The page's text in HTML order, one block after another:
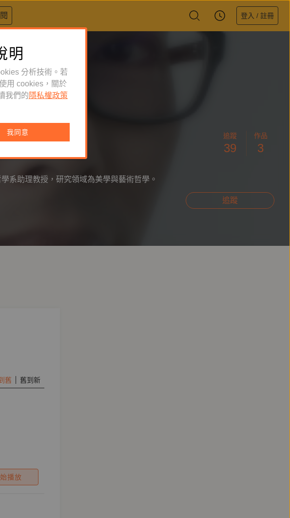
登入 / 註冊
系助理教授，研究領域為美學與藝術哲學。
追蹤
39
作品
3
追蹤
舊 舊到新
播放
明
分析技術。若
用 cookies，關於
我們的 隱私權政策
我同意